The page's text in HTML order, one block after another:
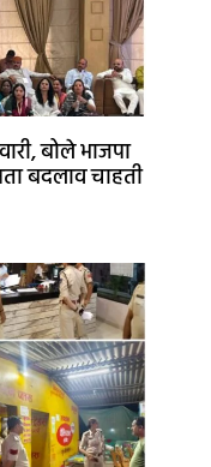
बोले भाजपा
बदलाव चाहती